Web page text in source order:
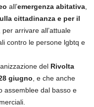
all’emergenza abitativa,
cittadinanza e per il
arrivare all’attuale
contro le persone lgbtq e
del Rivolta
giugno, e che anche
assemblee dal basso e